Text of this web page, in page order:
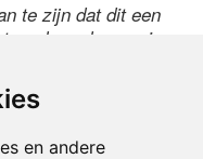
en andere
te zijn dat dit een
code over in